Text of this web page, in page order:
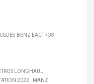
BENZ EACTROS
LONGHAUL
2022
MANZ